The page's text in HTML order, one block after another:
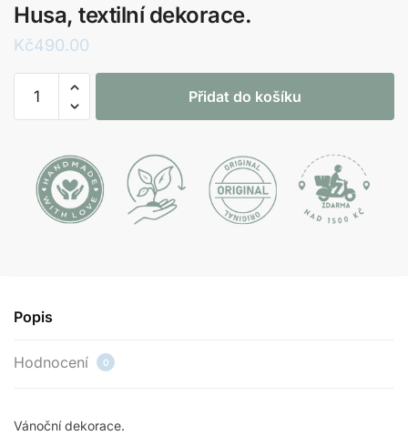
Husa, textilní dekorace.
Kč490.00
textilní
Přidat do košíku
Popis
Hodnocení 0
Vánoční dekorace.